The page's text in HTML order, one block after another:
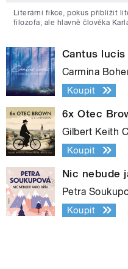
Literární fikce, pokus přiblížit
filozofa, ale hlavně člověka
Cantus lucis
Carmina
Koupit
6x Otec
Gilbert Keith
Koupit
Nic nebude
Petra
Koupit